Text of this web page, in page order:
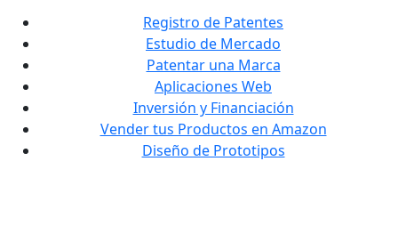
Registro de Patentes
Estudio de Mercado
Patentar una Marca
Aplicaciones Web
Inversión y Financiación
Vender tus Productos en Amazon
Diseño de Prototipos